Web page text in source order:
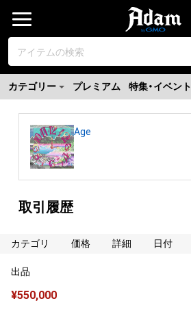
カテゴリー プレミアム 特集・イベント
Age
取引履歴
カテゴリ 価格 詳細 日付
出品
¥550,000